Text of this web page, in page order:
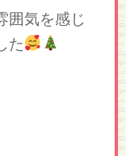
囲気を感じ
た